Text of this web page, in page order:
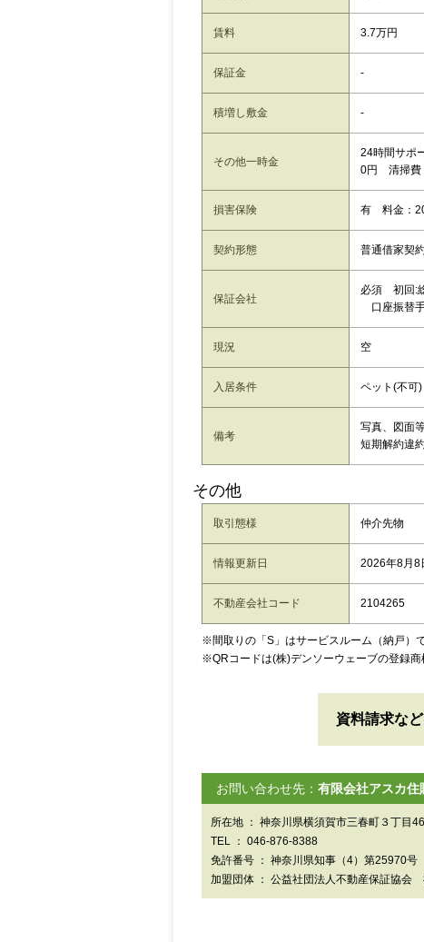
賃料 3.7万円
保証金 -
積増し敷金 -
その他一時金
24時間サポ
0円 清掃費
損害保険 有 料金：
契約形態 普通借家契
保証会社
必須 初回:
口座振替
現況 空
入居条件 ペット(不可
備考
写真、図面
短期解約違
その他
取引態様 仲介先物
情報更新日 2026年8月8
不動産会社コード 2104265
※間取りの「S」はサービスルーム（納戸）で
※QRコードは(株)デンソーウェーブの登録商
資料請求な
お問い合わせ先： 有限会社アスカ住
所在地 ： 神奈川県横須賀市三春町３丁目46
TEL ： 046-876-8388
免許番号 ： 神奈川県知事（4）第25970号
加盟団体 ： 公益社団法人不動産保証協会